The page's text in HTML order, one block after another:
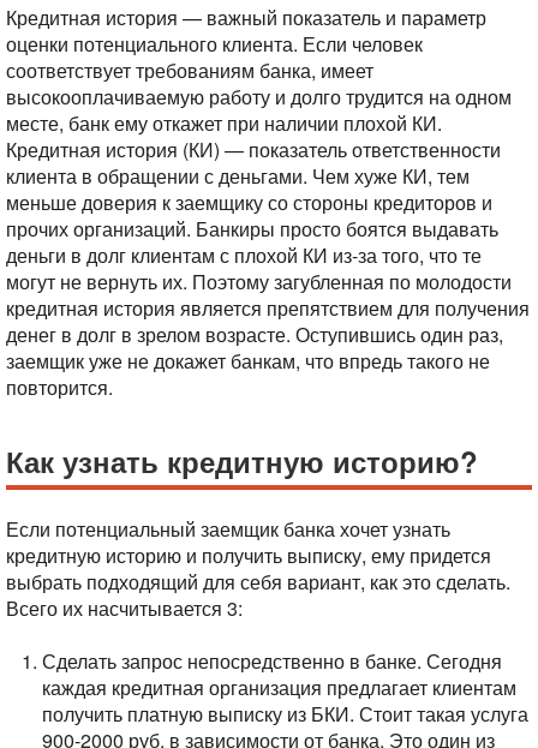
Кредитная история — важный показатель и параметр
оценки потенциального клиента. Если человек
соответствует требованиям банка, имеет
высокооплачиваемую работу и долго трудится на одном
месте, банк ему откажет при наличии плохой КИ.
Кредитная история (КИ) — показатель ответственности
клиента в обращении с деньгами. Чем хуже КИ, тем
меньше доверия к заемщику со стороны кредиторов и
прочих организаций. Банкиры просто боятся выдавать
деньги в долг клиентам с плохой КИ из-за того, что те
могут не вернуть их. Поэтому загубленная по молодости
кредитная история является препятствием для получения
денег в долг в зрелом возрасте. Оступившись один раз,
заемщик уже не докажет банкам, что впредь такого не
повторится.
Как узнать кредитную историю?
Если потенциальный заемщик банка хочет узнать
кредитную историю и получить выписку, ему придется
выбрать подходящий для себя вариант, как это сделать.
Всего их насчитывается 3:
Сделать запрос непосредственно в банке. Сегодня
каждая кредитная организация предлагает клиентам
получить платную выписку из БКИ. Стоит такая услуга
900-2000 руб. в зависимости от банка. Это один из